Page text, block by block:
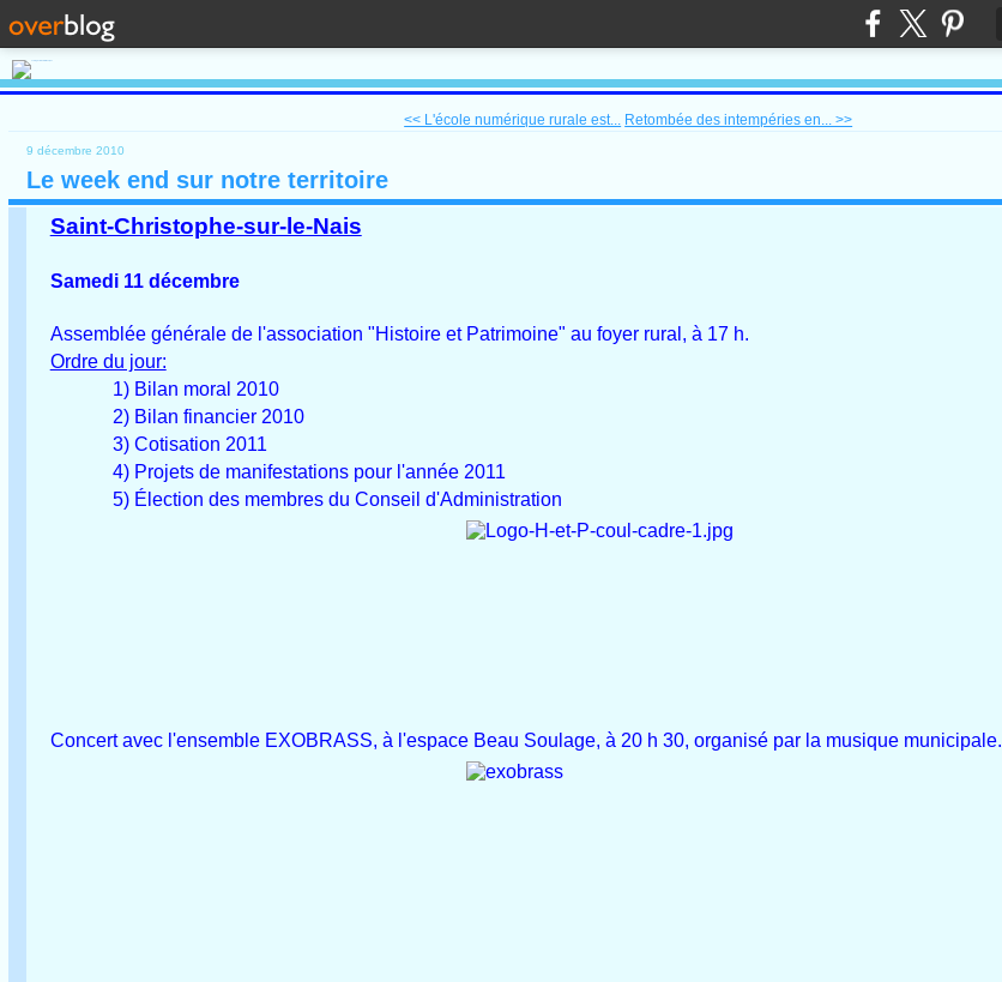
<< L'école numérique rurale est... Retombée des intempéries en... >>
9 décembre 2010
Le week end sur notre territoire
Saint-Christophe-sur-le-Nais
Samedi 11 décembre
Assemblée générale de l'association "Histoire et Patrimoine" au foyer rural, à 17 h.
Ordre du jour:
1) Bilan moral 2010
2) Bilan financier 2010
3) Cotisation 2011
4) Projets de manifestations pour l'année 2011
5) Élection des membres du Conseil d'Administration
Concert avec l'ensemble EXOBRASS, à l'espace Beau Soulage, à 20 h 30, organisé par la musique municipale.